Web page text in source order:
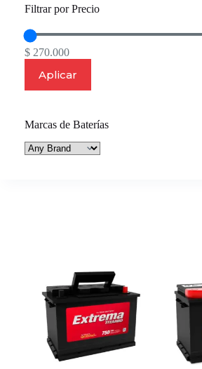
Filtrar por Precio
$ 270.000
Aplicar
Marcas de Baterías